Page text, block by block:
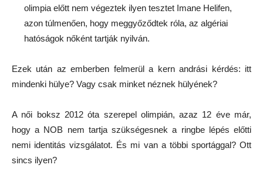
olimpia előtt nem végeztek ilyen tesztet Imane Helifen,
azon túlmenően, hogy meggyőződtek róla, az algériai
hatóságok nőként tartják nyilván.
Ezek után az emberben felmerül a kern andrási kérdés: itt
mindenki hülye? Vagy csak minket néznek hülyének?
A női boksz 2012 óta szerepel olimpián, azaz 12 éve már,
hogy a NOB nem tartja szükségesnek a ringbe lépés előtti
nemi identitás vizsgálatot. És mi van a többi sportággal? Ott
sincs ilyen?